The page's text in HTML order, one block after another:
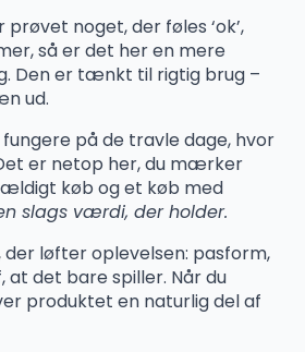
prøvet noget, der føles ‘ok’,
så er det her en mere
Den er tænkt til rigtig brug –
ud.
fungere på de travle dage, hvor
er netop her, du mærker
køb og et køb med
slags værdi, der holder.
der løfter oplevelsen: pasform,
at det bare spiller. Når du
produktet en naturlig del af